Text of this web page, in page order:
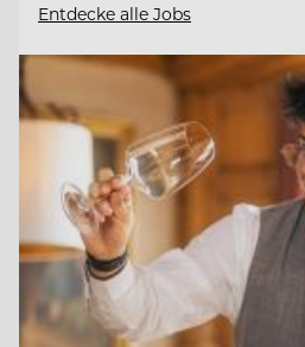
Entdecke alle Jobs